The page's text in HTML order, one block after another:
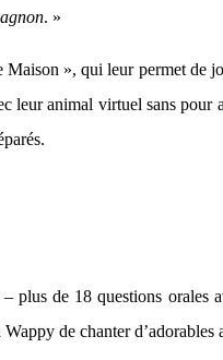
. »
», qui leur permet
leur animal virtuel sans
plus de 18 questions
Wappy de chanter